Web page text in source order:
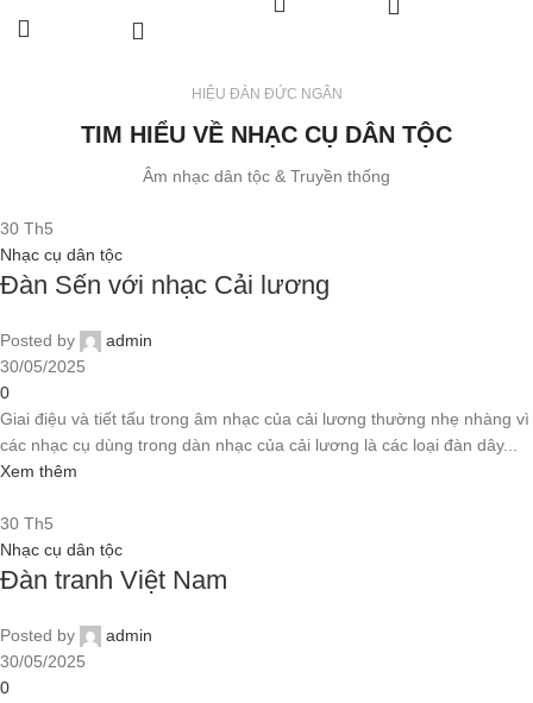
HIỆU ĐÀN ĐỨC NGÂN
TIM HIỂU VỀ NHẠC CỤ DÂN TỘC
Âm nhạc dân tộc & Truyền thống
30 Th5
Nhạc cụ dân tộc
Đàn Sến với nhạc Cải lương
Posted by
admin
30/05/2025
0
Giai điệu và tiết tấu trong âm nhạc của cải lương thường nhẹ nhàng vì
các nhạc cụ dùng trong dàn nhạc của cải lương là các loại đàn dây...
Xem thêm
30 Th5
Nhạc cụ dân tộc
Đàn tranh Việt Nam
Posted by
admin
30/05/2025
0